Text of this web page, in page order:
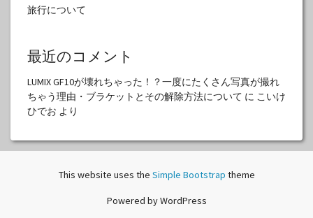
旅行について
最近のコメント
LUMIX GF10が壊れちゃった！？一度にたくさん写真が撮れ
ちゃう理由・ブラケットとその解除方法について に こいけ
ひでお より
This website uses the Simple Bootstrap theme
Powered by WordPress